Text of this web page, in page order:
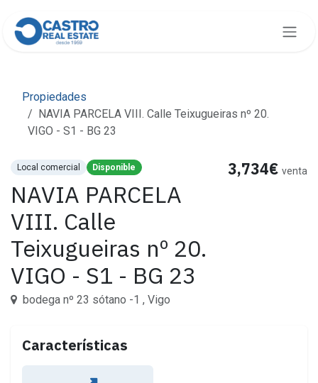
Propiedades
NAVIA PARCELA VIII. Calle Teixugueiras nº 20.
VIGO - S1 - BG 23
Local comercial Disponible
NAVIA PARCELA
VIII. Calle
Teixugueiras nº 20.
VIGO - S1 - BG 23
bodega nº 23 sótano -1 , Vigo
3,734€ venta
Características